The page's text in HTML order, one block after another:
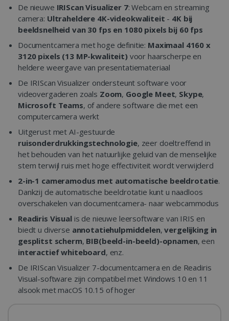
De nieuwe IRIScan Visualizer 7: Webcam en streaming
camera: Ultraheldere 4K-videokwaliteit - 4K bij
beeldsnelheid van 30 fps en 1080 pixels bij 60 fps
Documentcamera met hoge definitie: Maximaal 4160 x
3120 pixels (13 MP-kwaliteit)voor haarscherpe en
heldere weergave van presentatiemateriaal
De IRIScan Visualizer ondersteunt software voor
videovergaderen zoals Zoom, Google Meet, Skype,
Microsoft Teams, of andere software die met een
computercamera werkt
Uitgerust met AI-gestuurde
ruisonderdrukkingstechnologie, zeer doeltreffend in
het behouden van het natuurlijke geluid van de menselijke
stem terwijl ruis met hoge effectiviteit wordt verwijderd
2-in-1 cameramodus met automatische beeldrotatie.
Dankzij de automatische beeldrotatie kunt u naadloos
overschakelen van documentcamera- naar webcammodus
Readiris Visualis de nieuwe leersoftware van IRIS en
biedt u diverse annotatiehulpmiddelen,vergelijking in
gesplitst scherm, BIB(beeld-in-beeld)-opnamen, een
interactief whiteboard, enz.
De IRIScan Visualizer 7-documentcamera en de Readiris
Visual-software zijn compatibel met Windows 10 en 11
alsook met macOS 10.15 of hoger